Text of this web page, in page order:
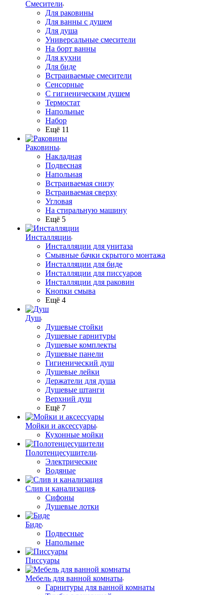
Смесители
Для раковины
Для ванны с душем
Для душа
Универсальные смесители
На борт ванны
Для кухни
Для биде
Встраиваемые смесители
Сенсорные
С гигиеническим душем
Термостат
Напольные
Набор
Ещё 11
Раковины
Накладная
Подвесная
Напольная
Встраиваемая снизу
Встраиваемая сверху
Угловая
На стиральную машину
Ещё 5
Инсталляции
Инсталляции для унитаза
Смывные бачки скрытого монтажа
Инсталляции для биде
Инсталляции для писсуаров
Инсталляции для раковин
Кнопки смыва
Ещё 4
Душ
Душевые стойки
Душевые гарнитуры
Душевые комплекты
Душевые панели
Гигиенический душ
Душевые лейки
Держатели для душа
Душевые штанги
Верхний душ
Ещё 7
Мойки и аксессуары
Кухонные мойки
Полотенцесушители
Электрические
Водяные
Слив и канализация
Сифоны
Душевые лотки
Биде
Подвесные
Напольные
Писсуары
Мебель для ванной комнаты
Гарнитуры для ванной комнаты